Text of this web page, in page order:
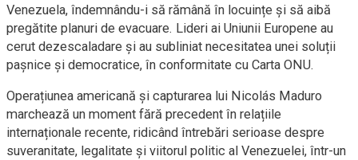
Venezuela, îndemnându-i să rămână în locuințe și să aibă
pregătite planuri de evacuare. Lideri ai Uniunii Europene au
cerut dezescaladare și au subliniat necesitatea unei soluții
pașnice și democratice, în conformitate cu Carta ONU.
Operațiunea americană și capturarea lui Nicolás Maduro
marchează un moment fără precedent în relațiile
internaționale recente, ridicând întrebări serioase despre
suveranitate, legalitate și viitorul politic al Venezuelei, într-un